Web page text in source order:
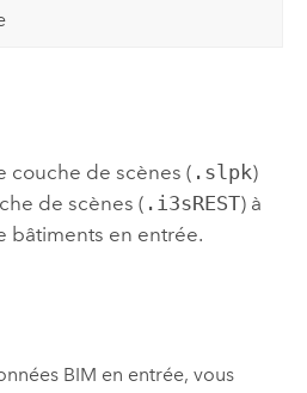
couche de scènes ( .slpk)
de scènes ( .i3sREST) à
bâtiments en entrée.
BIM en entrée, vous